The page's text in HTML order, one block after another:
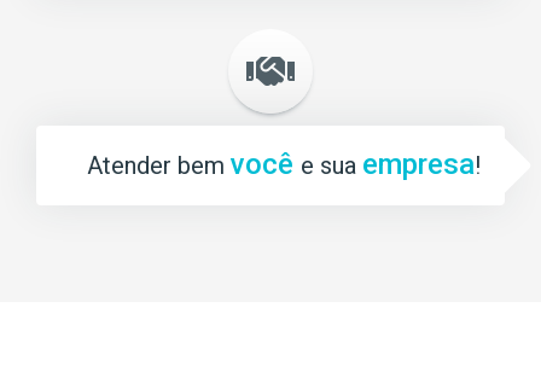
Atender bem você e sua empresa!